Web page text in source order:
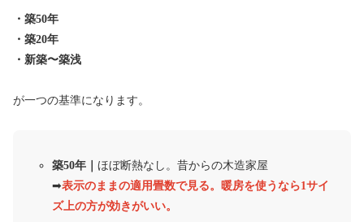
・築50年
・築20年
・新築〜築浅
が一つの基準になります。
築50年｜ ほぼ断熱なし。昔からの木造家屋
➡︎表示のままの適用畳数で見る。暖房を使うなら1サイ
ズ上の方が効きがいい。